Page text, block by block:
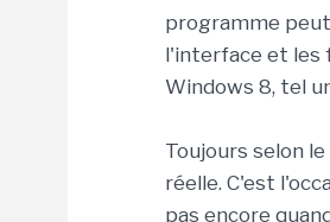
programme
l'interface et les
Windows 8, tel
Toujours selon
réelle. C'est
pas encore